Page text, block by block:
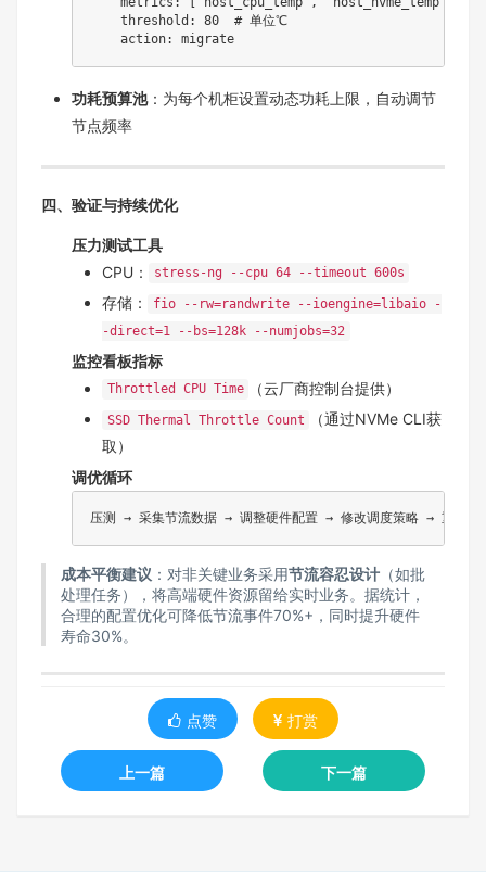
threshold : 80
# 单位℃
action:
功耗预算池：为每个机柜设置动态功耗上限，自动调节
节点频率
四、验证与持续优化
压力测试工具
CPU：
stress-ng --cpu 64 --timeout 600s
存储：
fio --rw=randwrite --ioengine=libaio -
-direct=1 --bs=128k --numjobs=32
监控看板指标
Throttled CPU Time （云厂商控制台提供）
SSD Thermal Throttle Count
（通过NVMe CLI获
取）
调优循环
成本平衡建议 ：对非关键业务采用节流容忍设计（如批
处理任务），将高端硬件资源留给实时业务。据统计，
合理的配置优化可降低节流事件70%+，同时提升硬件
寿命30%。
点赞 打赏
上一篇 下一篇